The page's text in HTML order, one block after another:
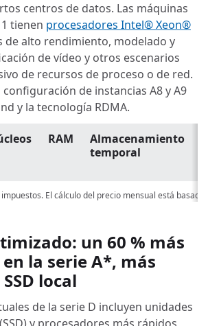
centros de datos. Las máquinas
tienen procesadores Intel® Xeon®
de alto rendimiento, modelado y
de vídeo y otros escenarios
de recursos de proceso o de red.
de instancias A8 y A9
y la tecnología RDMA.
RAM
Almacenamiento
temporal
El cálculo del precio mensual está
un 60 % más
la serie A*, más
local
de la serie D incluyen unidades